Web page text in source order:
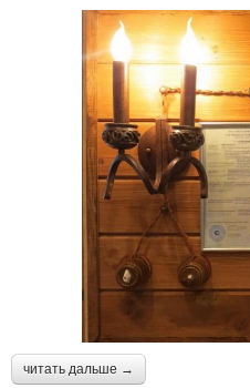
читать дальше →